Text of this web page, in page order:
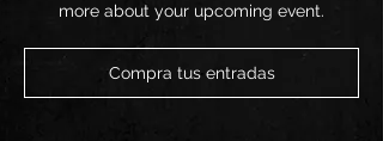
more about your upcoming event.
Compra tus entradas